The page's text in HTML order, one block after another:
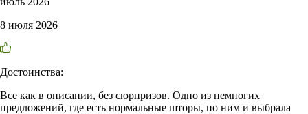
8 июля 2026
Достоинства:
Все как в описании, без сюрпризов. Одно из немногих
предложений, где есть нормальные шторы, по ним и выбрала